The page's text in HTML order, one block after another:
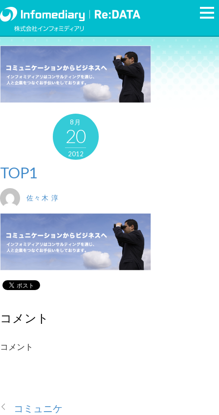
8月
20
2012
TOP1
佐々木 淳
コメント
コメント
コミュニケ